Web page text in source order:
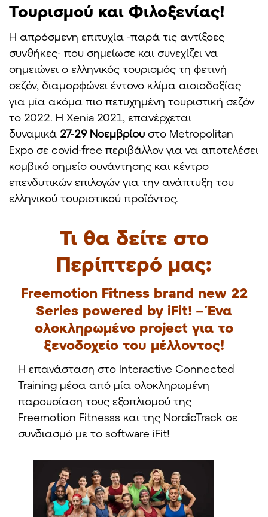
Τουρισμού και Φιλοξενίας!
Η απρόσμενη επιτυχία -παρά τις αντίξοες
συνθήκες- που σημείωσε και συνεχίζει να
σημειώνει ο ελληνικός τουρισμός τη φετινή
σεζόν, διαμορφώνει έντονο κλίμα αισιοδοξίας
για μία ακόμα πιο πετυχημένη τουριστική σεζόν
το 2022. Η Xenia 2021, επανέρχεται
δυναμικά 27-29 Νοεμβρίου στο Μetropolitan
Expo σε covid-free περιβάλλον για να αποτελέσει
κομβικό σημείο συνάντησης και κέντρο
επενδυτικών επιλογών για την ανάπτυξη του
ελληνικού τουριστικού προϊόντος.
Τι θα δείτε στο
Περίπτερό μας:
Freemotion Fitness brand new 22
Series powered by iFit! – Ένα
ολοκληρωμένο project για το
ξενοδοχείο του μέλλοντος!
Η επανάσταση στο Interactive Connected
Training μέσα από μία ολοκληρωμένη
παρουσίαση τους εξοπλισμού της
Freemotion Fitnesss και της NordicTrack σε
συνδιασμό με το software iFit!